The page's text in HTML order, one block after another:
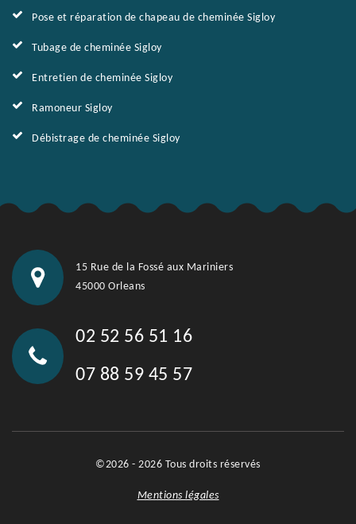
Pose et réparation de chapeau de cheminée Sigloy
Tubage de cheminée Sigloy
Entretien de cheminée Sigloy
Ramoneur Sigloy
Débistrage de cheminée Sigloy
15 Rue de la Fossé aux Mariniers
45000 Orleans
02 52 56 51 16
07 88 59 45 57
©2026 - 2026 Tous droits réservés
Mentions légales